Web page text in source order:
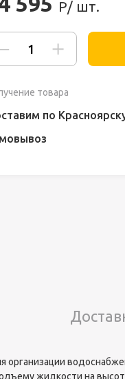
Р/ шт.
товара
по
жидкости на